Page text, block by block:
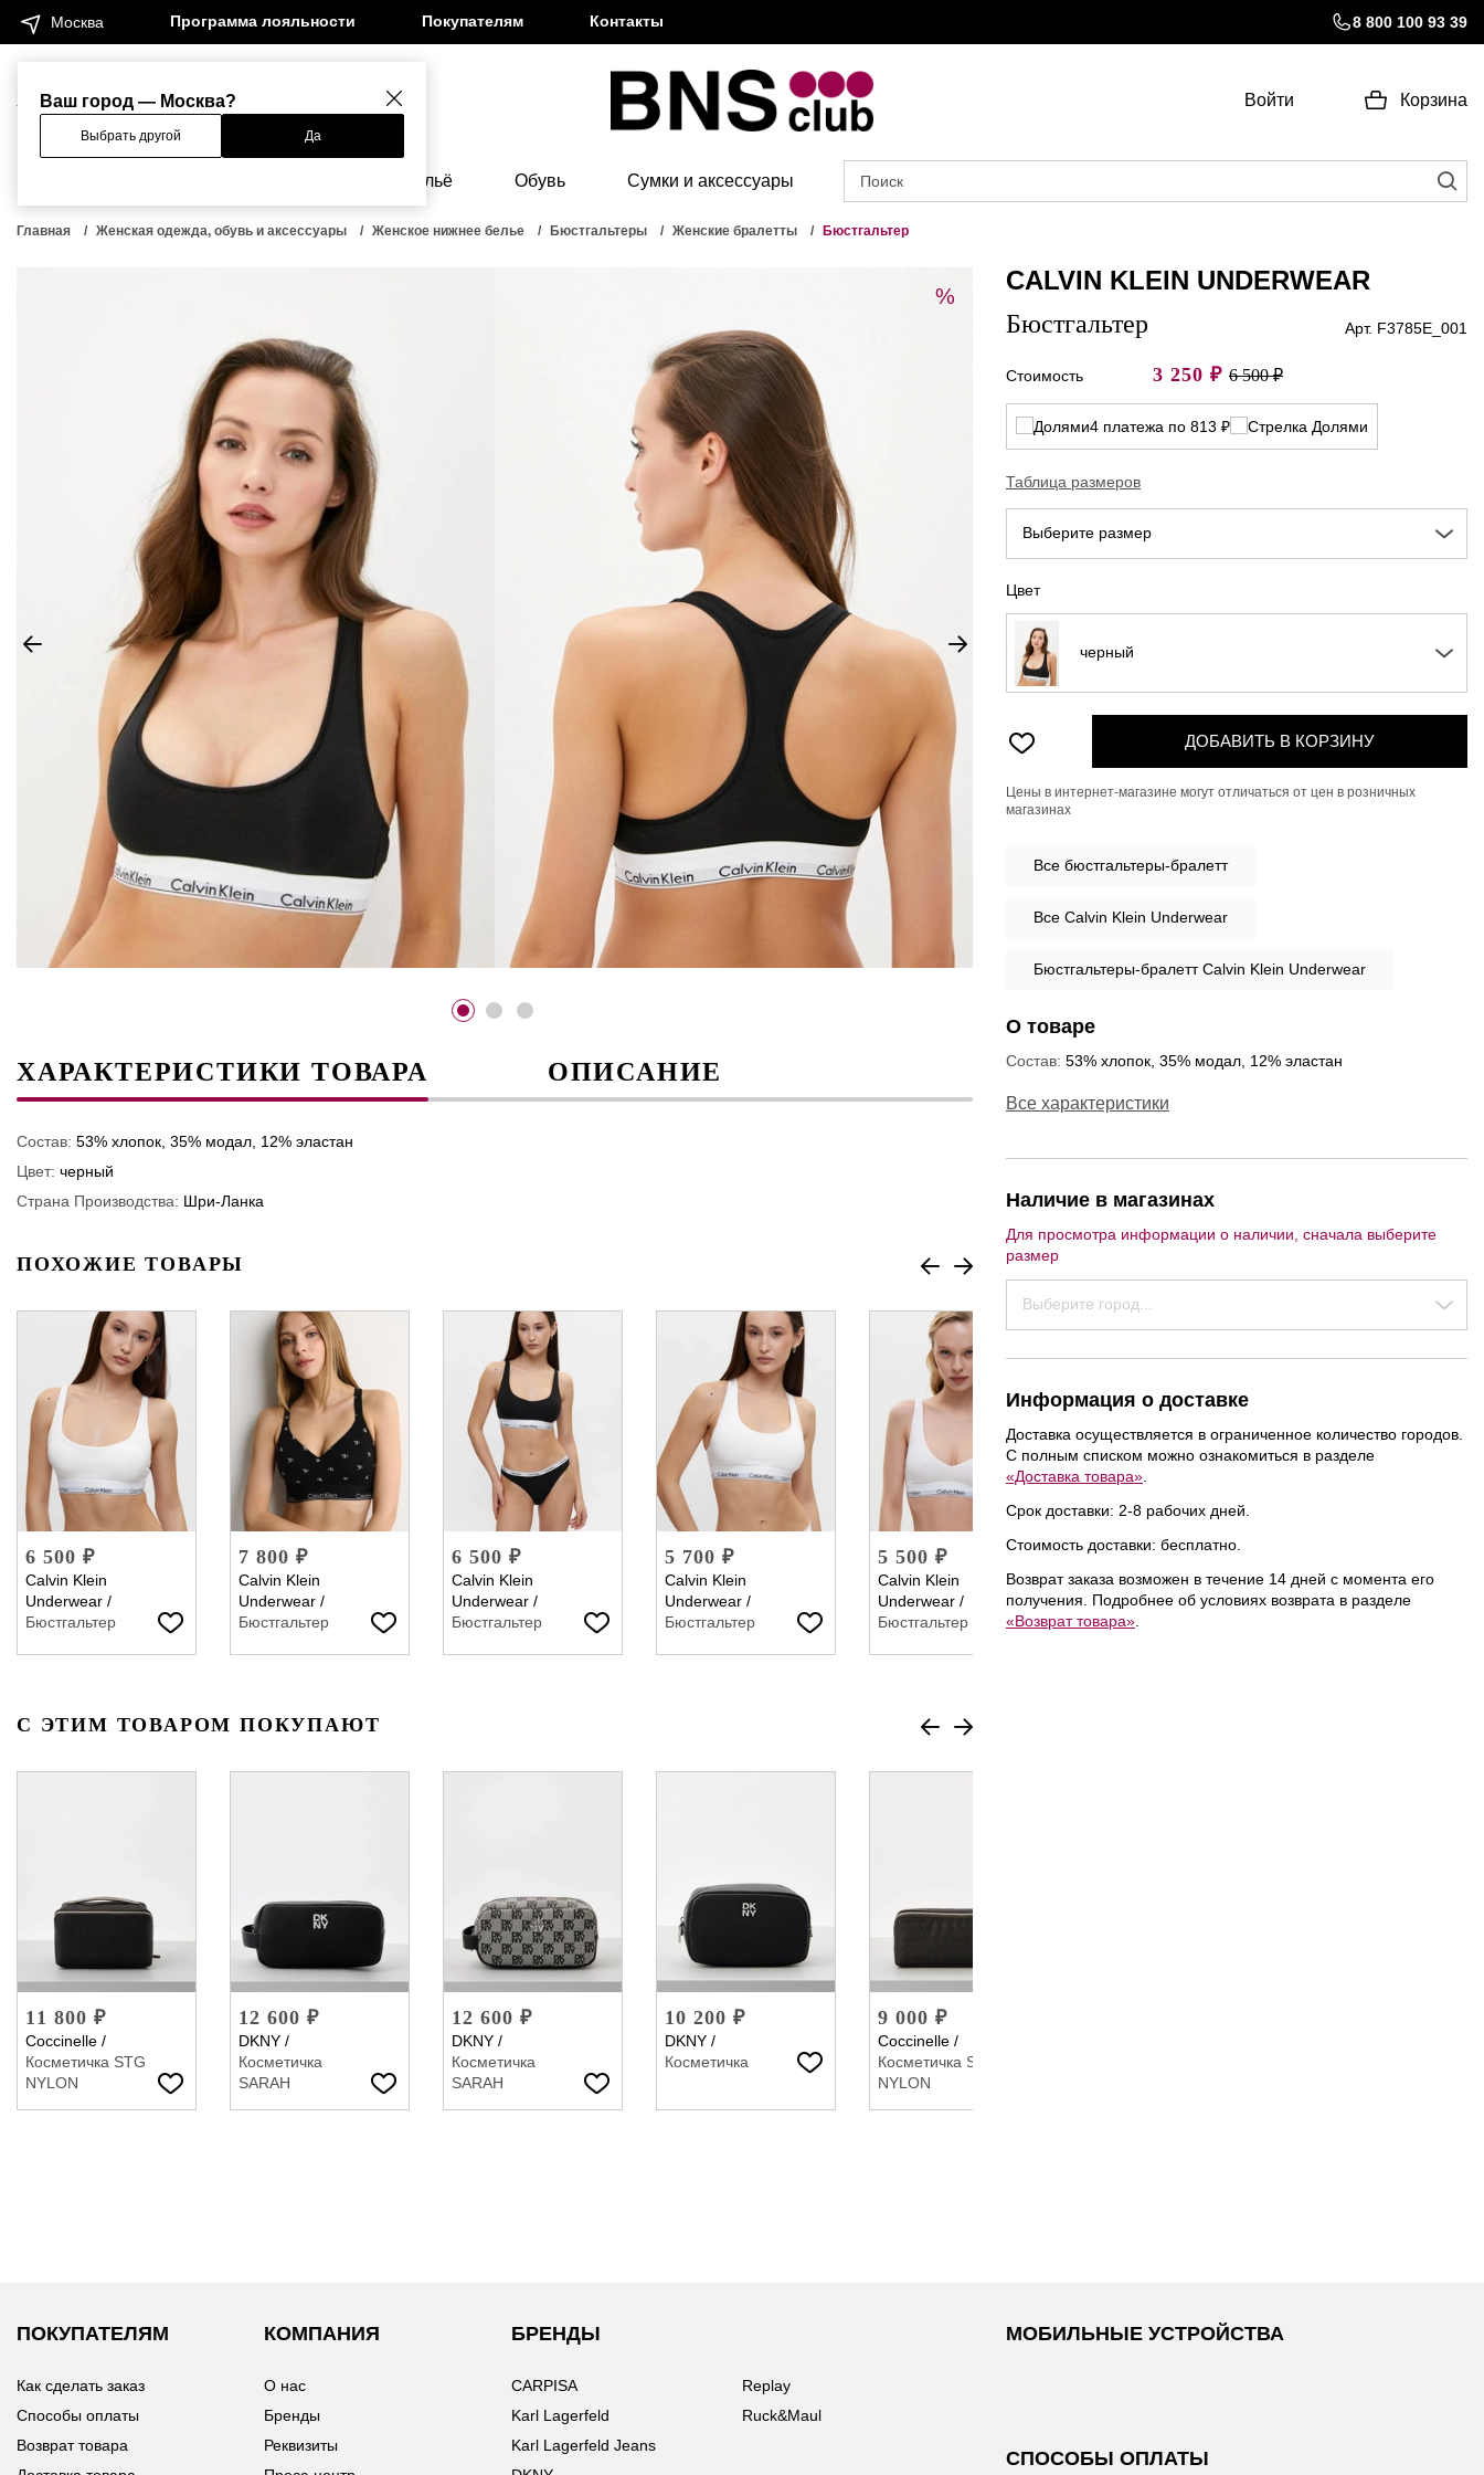
Ваш город — Москва?
Выбрать другой Да
Москва Программа лояльности Покупателям Контакты 8 800 100 93 39
Женщинам Мужчинам Войти Корзина
Бельё Обувь Сумки и аксессуары
Главная Женская одежда, обувь и аксессуары Женское нижнее белье Бюстгальтеры Женские бралетты Бюстгальтер
%
ХАРАКТЕРИСТИКИ ТОВАРА ОПИСАНИЕ
Состав: 53% хлопок, 35% модал, 12% эластан
Цвет: черный
Страна Производства: Шри-Ланка
ПОХОЖИЕ ТОВАРЫ
6 500 ₽
Calvin Klein
Underwear /
Бюстгальтер
7 800 ₽
Calvin Klein
Underwear /
Бюстгальтер
6 500 ₽
Calvin Klein
Underwear /
Бюстгальтер
5 700 ₽
Calvin Klein
Underwear /
Бюстгальтер
5 500 ₽
Calvin Klein
Underwear /
Бюстгальтер
%
3 250 ₽
Calvin Klein
Underwear/
Бюстгальтер
Calvin Klein
Underwear/
С ЭТИМ ТОВАРОМ ПОКУПАЮТ
11 800 ₽
Coccinelle /
Косметичка STG
NYLON
12 600 ₽
DKNY /
Косметичка
SARAH
12 600 ₽
DKNY /
Косметичка
SARAH
10 200 ₽
DKNY /
Косметичка
9 000 ₽
Coccinelle /
Косметичка STG
NYLON
CALVIN KLEIN UNDERWEAR
Бюстгальтер Арт. F3785E_001
Стоимость 3 250 ₽ 6 500 ₽
4 платежа по 813 ₽
Таблица размеров
Выберите размер
Цвет
черный
ДОБАВИТЬ В КОРЗИНУ
Цены в интернет-магазине могут отличаться от цен в розничных
магазинах
Все бюстгальтеры-бралетт
Все Calvin Klein Underwear
Бюстгальтеры-бралетт Calvin Klein Underwear
О товаре
Состав: 53% хлопок, 35% модал, 12% эластан
Все характеристики
Наличие в магазинах
Для просмотра информации о наличии, сначала выберите
размер
Выберите город...
Информация о доставке
Доставка осуществляется в ограниченное количество городов.
С полным списком можно ознакомиться в разделе
«Доставка товара»
Срок доставки: 2-8 рабочих дней.
Стоимость доставки: бесплатно.
Возврат заказа возможен в течение 14 дней с момента его
получения. Подробнее об условиях возврата в разделе
«Возврат товара»
ПОКУПАТЕЛЯМ
Как сделать заказ
Способы оплаты
Возврат товара
КОМПАНИЯ
О нас
Бренды
Реквизиты
БРЕНДЫ
CARPISA
Karl Lagerfeld
Karl Lagerfeld Jeans
Replay
Ruck&Maul
МОБИЛЬНЫЕ УСТРОЙСТВА
СПОСОБЫ ОПЛАТЫ